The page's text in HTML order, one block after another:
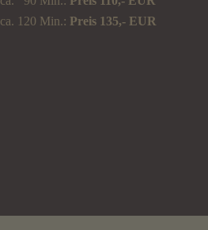
ca. 120 Min.: Preis 135,- EUR